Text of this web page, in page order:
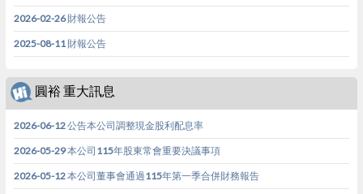
2026-02-26 財報公告
2025-08-11 財報公告
圓裕 重大訊息
2026-06-12 公告本公司調整現金股利配息率
2026-05-29 本公司115年股東常會重要決議事項
2026-05-12 本公司董事會通過115年第一季合併財務報告